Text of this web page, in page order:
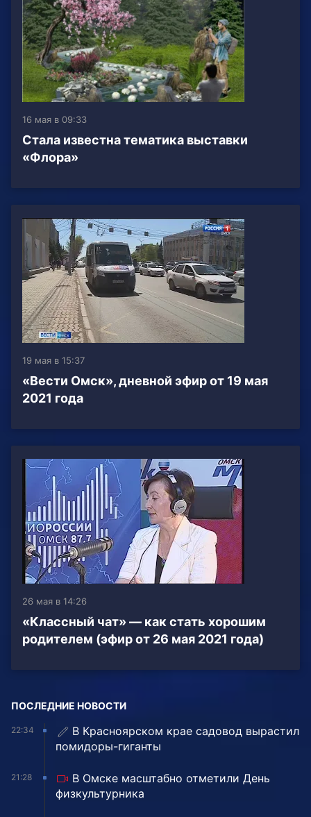
16 мая в 09:33
Стала известна тематика выставки
«Флора»
19 мая в 15:37
«Вести Омск», дневной эфир от 19 мая
2021 года
26 мая в 14:26
«Классный чат» — как стать хорошим
родителем (эфир от 26 мая 2021 года)
ПОСЛЕДНИЕ НОВОСТИ
22:34
В Красноярском крае садовод вырастил
помидоры-гиганты
21:28
В Омске масштабно отметили День
физкультурника